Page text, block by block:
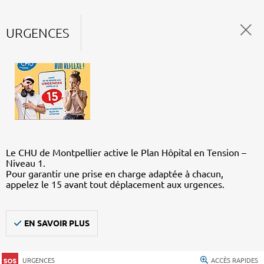
URGENCES
Le CHU de Montpellier active le Plan Hôpital en Tension –
Niveau 1.
Pour garantir une prise en charge adaptée à chacun,
appelez le 15 avant tout déplacement aux urgences.
EN SAVOIR PLUS
URGENCES ACCÈS RAPIDES